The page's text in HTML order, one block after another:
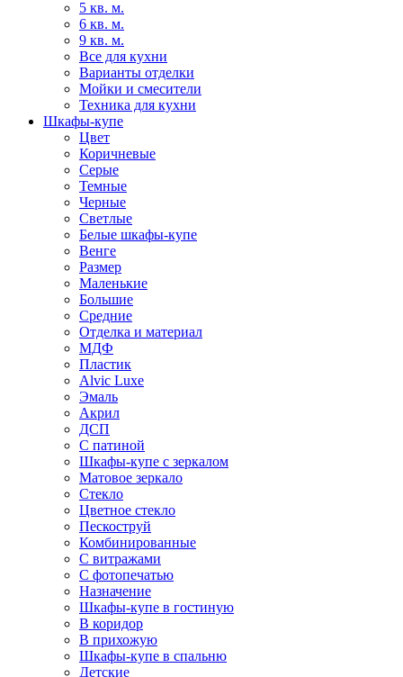
5 кв. м.
6 кв. м.
9 кв. м.
Все для кухни
Варианты отделки
Мойки и смесители
Техника для кухни
Шкафы-купе
Цвет
Коричневые
Серые
Темные
Черные
Светлые
Белые шкафы-купе
Венге
Размер
Маленькие
Большие
Средние
Отделка и материал
МДФ
Пластик
Alvic Luxe
Эмаль
Акрил
ДСП
С патиной
Шкафы-купе с зеркалом
Матовое зеркало
Стекло
Цветное стекло
Пескоструй
Комбинированные
С витражами
С фотопечатью
Назначение
Шкафы-купе в гостиную
В коридор
В прихожую
Шкафы-купе в спальню
Детские